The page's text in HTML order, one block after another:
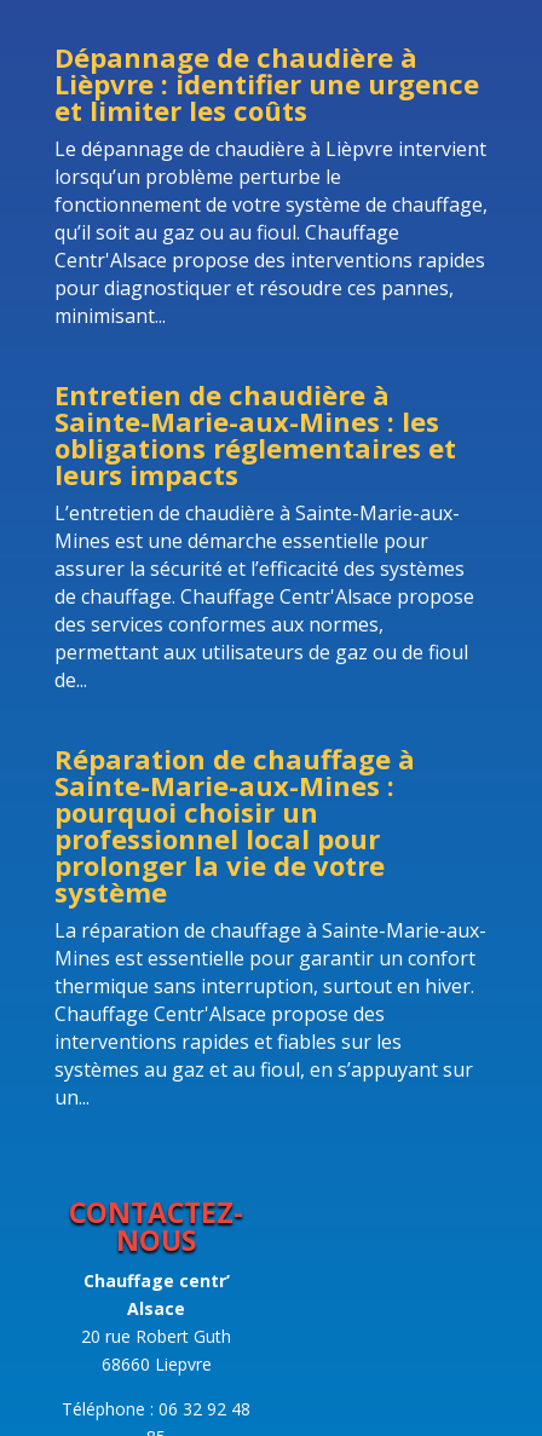
Dépannage de chaudière à
Lièpvre : identifier une urgence
et limiter les coûts
Le dépannage de chaudière à Lièpvre intervient
lorsqu’un problème perturbe le
fonctionnement de votre système de chauffage,
qu’il soit au gaz ou au fioul. Chauffage
Centr'Alsace propose des interventions rapides
pour diagnostiquer et résoudre ces pannes,
minimisant...
Entretien de chaudière à
Sainte-Marie-aux-Mines : les
obligations réglementaires et
leurs impacts
L’entretien de chaudière à Sainte-Marie-aux-
Mines est une démarche essentielle pour
assurer la sécurité et l’efficacité des systèmes
de chauffage. Chauffage Centr'Alsace propose
des services conformes aux normes,
permettant aux utilisateurs de gaz ou de fioul
de...
Réparation de chauffage à
Sainte-Marie-aux-Mines :
pourquoi choisir un
professionnel local pour
prolonger la vie de votre
système
La réparation de chauffage à Sainte-Marie-aux-
Mines est essentielle pour garantir un confort
thermique sans interruption, surtout en hiver.
Chauffage Centr'Alsace propose des
interventions rapides et fiables sur les
systèmes au gaz et au fioul, en s’appuyant sur
un...
CONTACTEZ-
NOUS
Chauffage centr’
Alsace
20 rue Robert Guth
68660 Liepvre
Téléphone : 06 32 92 48